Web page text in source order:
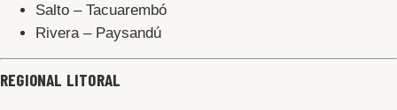
Salto – Tacuarembó
Rivera – Paysandú
REGIONAL LITORAL